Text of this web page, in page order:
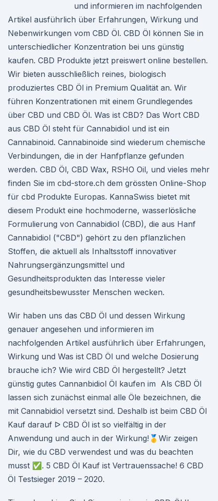
und informieren im nachfolgenden
Artikel ausführlich über Erfahrungen, Wirkung und
Nebenwirkungen vom CBD Öl. CBD Öl können Sie in
unterschiedlicher Konzentration bei uns günstig
kaufen. CBD Produkte jetzt preiswert online bestellen.
Wir bieten ausschließlich reines, biologisch
produziertes CBD Öl in Premium Qualität an. Wir
führen Konzentrationen mit einem Grundlegendes
über CBD und CBD Öl. Was ist CBD? Das Wort CBD
aus CBD Öl steht für Cannabidiol und ist ein
Cannabinoid. Cannabinoide sind wiederum chemische
Verbindungen, die in der Hanfpflanze gefunden
werden. CBD Öl, CBD Wax, RSHO Oil, und vieles mehr
finden Sie im cbd-store.ch dem grössten Online-Shop
für cbd Produkte Europas. KannaSwiss bietet mit
diesem Produkt eine hochmoderne, wasserlösliche
Formulierung von Cannabidiol (CBD), die aus Hanf
Cannabidiol ("CBD") gehört zu den pflanzlichen
Stoffen, die aktuell als Inhaltsstoff innovativer
Nahrungsergänzungsmittel und
Gesundheitsprodukten das Interesse vieler
gesundheitsbewusster Menschen wecken.
Wir haben uns das CBD Öl und dessen Wirkung
genauer angesehen und informieren im
nachfolgenden Artikel ausführlich über Erfahrungen,
Wirkung und Was ist CBD Öl und welche Dosierung
brauche ich? Wie wird CBD Öl hergestellt? Jetzt
günstig gutes Cannanbidiol Öl kaufen im Als CBD Öl
lassen sich zunächst einmal alle Öle bezeichnen, die
mit Cannabidiol versetzt sind. Deshalb ist beim CBD Öl
Kauf darauf ᐅ CBD Öl ist so vielfältig in der
Anwendung und auch in der Wirkung!🥇Wir zeigen
Dir, wie du CBD verwendest und was du beachten
musst ✅. 5 CBD Öl Kauf ist Vertrauenssache! 6 CBD
Öl Testsieger 2019 – 2020.